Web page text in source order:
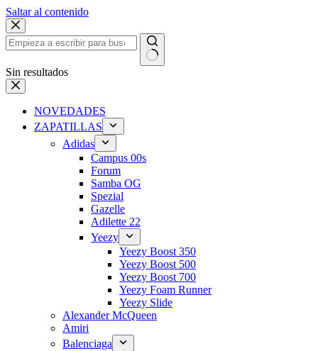
Saltar al contenido
Sin resultados
NOVEDADES
ZAPATILLAS
Adidas
Campus 00s
Forum
Samba OG
Spezial
Gazelle
Adilette 22
Yeezy
Yeezy Boost 350
Yeezy Boost 500
Yeezy Boost 700
Yeezy Foam Runner
Yeezy Slide
Alexander McQueen
Amiri
Balenciaga